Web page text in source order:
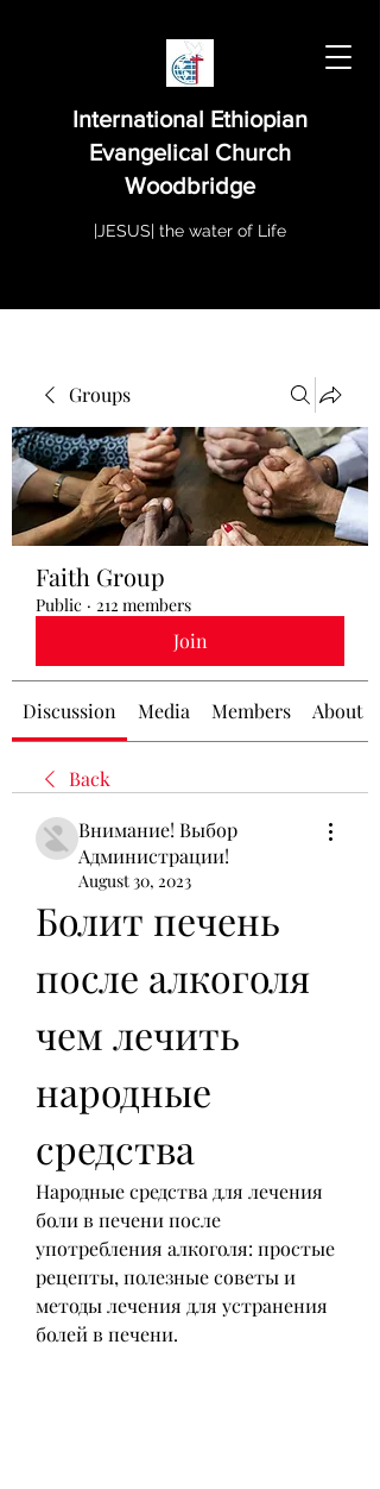
International Ethiopian
Evangelical Church
Woodbridge
|JESUS| the water of Life
Groups
Faith Group
Public · 212 members
Join
Discussion Media Members About
Back
Внимание! Выбор
Администрации!
August 30, 2023
Болит печень
после алкоголя
чем лечить
народные
средства
Народные средства для лечения
боли в печени после
употребления алкоголя: простые
рецепты, полезные советы и
методы лечения для устранения
болей в печени.